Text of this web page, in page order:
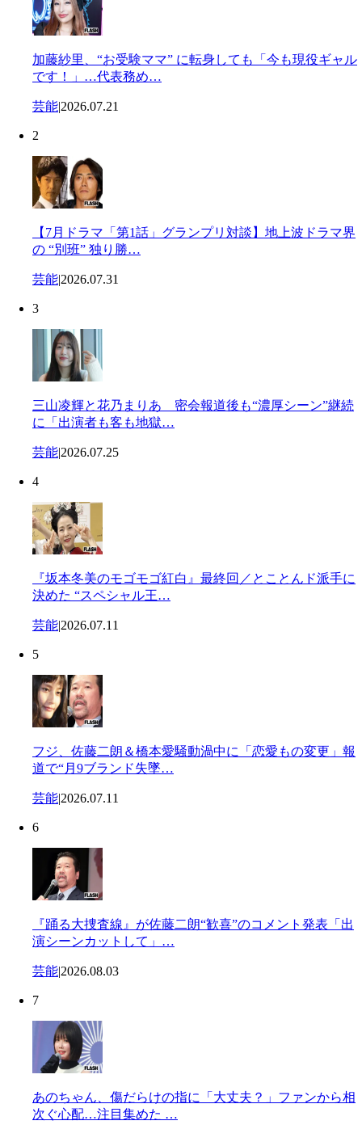
加藤紗里、“お受験ママ” に転身しても「今も現役ギャル
です！」…代表務め…
芸能|2026.07.21
2
【7月ドラマ「第1話」グランプリ対談】地上波ドラマ界
の “別班” 独り勝…
芸能|2026.07.31
3
三山凌輝と花乃まりあ 密会報道後も“濃厚シーン”継続
に「出演者も客も地獄…
芸能|2026.07.25
4
『坂本冬美のモゴモゴ紅白』最終回／とことんド派手に
決めた “スペシャル王…
芸能|2026.07.11
5
フジ、佐藤二朗＆橋本愛騒動渦中に「恋愛もの変更」報
道で“月9ブランド失墜…
芸能|2026.07.11
6
『踊る大捜査線』が佐藤二朗“歓喜”のコメント発表「出
演シーンカットして」…
芸能|2026.08.03
7
あのちゃん、傷だらけの指に「大丈夫？」ファンから相
次ぐ心配…注目集めた …